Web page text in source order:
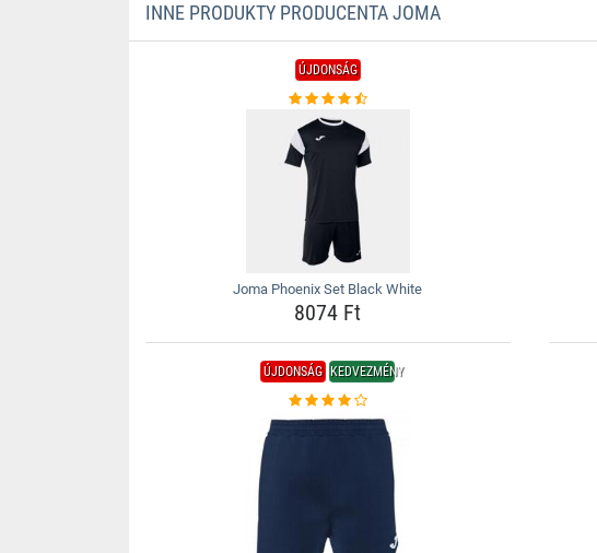
INNE PRODUKTY PRODUCENTA JOMA
ÚJDONSÁG
Joma Phoenix Set Black White
8074 Ft
ÚJDONSÁG KEDVEZMÉNY